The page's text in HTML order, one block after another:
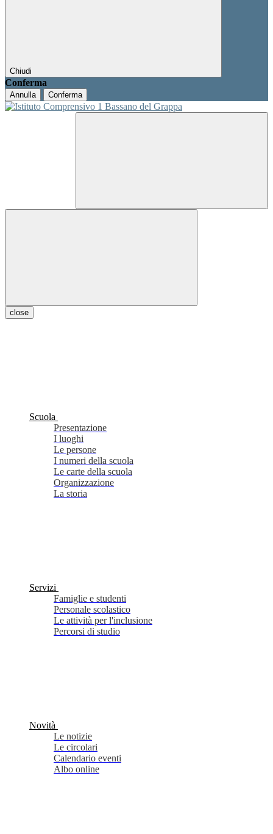
Chiudi
Conferma
Annulla Conferma
close
Scuola
Presentazione
I luoghi
Le persone
I numeri della scuola
Le carte della scuola
Organizzazione
La storia
Servizi
Famiglie e studenti
Personale scolastico
Le attività per l'inclusione
Percorsi di studio
Novità
Le notizie
Le circolari
Calendario eventi
Albo online